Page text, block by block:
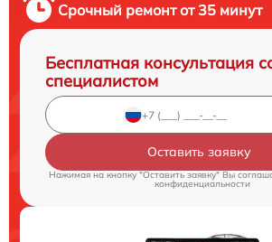
Срочный ремонт от 35 минут
Бесплатная консультация
специалистом
Оставить заявку
Нажимая на кнопку "Оставить заявку" Вы
конфиденциальности